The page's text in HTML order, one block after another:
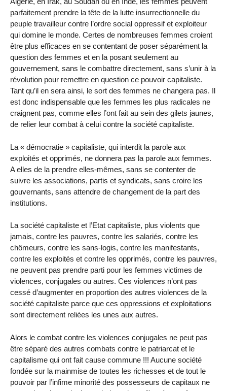
parfaitement prendre la tête de la lutte insurrectionnelle du
peuple travailleur contre l’ordre social oppressif et exploiteur
qui domine le monde. Certes de nombreuses femmes croient
être plus efficaces en se contentant de poser séparément la
question des femmes et en la posant seulement au
gouvernement, sans le combattre directement, sans s’unir à la
révolution pour remettre en question ce pouvoir capitaliste.
Tant qu’il en sera ainsi, le sort des femmes ne changera pas. Il
est donc indispensable que les femmes les plus radicales ne
craignent pas, comme elles l’ont fait au sein des gilets jaunes,
de relier leur combat à celui contre la société capitaliste.
La « démocratie » capitaliste, qui interdit la parole aux
exploités et opprimés, ne donnera pas la parole aux femmes.
A elles de la prendre elles-mêmes, sans se contenter de
suivre les associations, partis et syndicats, sans croire les
gouvernants, sans attendre de changement de la part des
institutions.
La société capitaliste et l’Etat capitaliste, plus violents que
jamais, contre les pauvres, contre les salariés, contre les
chômeurs, contre les sans-logis, contre les manifestants,
contre les exploités et contre les opprimés, contre les pauvres,
ne peuvent pas prendre parti pour les femmes victimes de
violences, conjugales ou autres. Ces violences n’ont pas
cessé d’augmenter en proportion des autres violences de la
société capitaliste parce que ces oppressions et exploitations
sont directement reliées les unes aux autres.
Alors le combat contre les violences conjugales ne peut pas
être séparé des autres combats contre le patriarcat et le
capitalisme qui ont fait cause commune !!! Aucune société
fondée sur la mainmise de toutes les richesses et de tout le
pouvoir par l’infime minorité des possesseurs de capitaux ne